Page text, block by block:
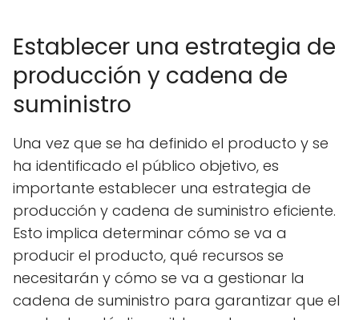
Establecer una estrategia de
producción y cadena de
suministro
Una vez que se ha definido el producto y se
ha identificado el público objetivo, es
importante establecer una estrategia de
producción y cadena de suministro eficiente.
Esto implica determinar cómo se va a
producir el producto, qué recursos se
necesitarán y cómo se va a gestionar la
cadena de suministro para garantizar que el